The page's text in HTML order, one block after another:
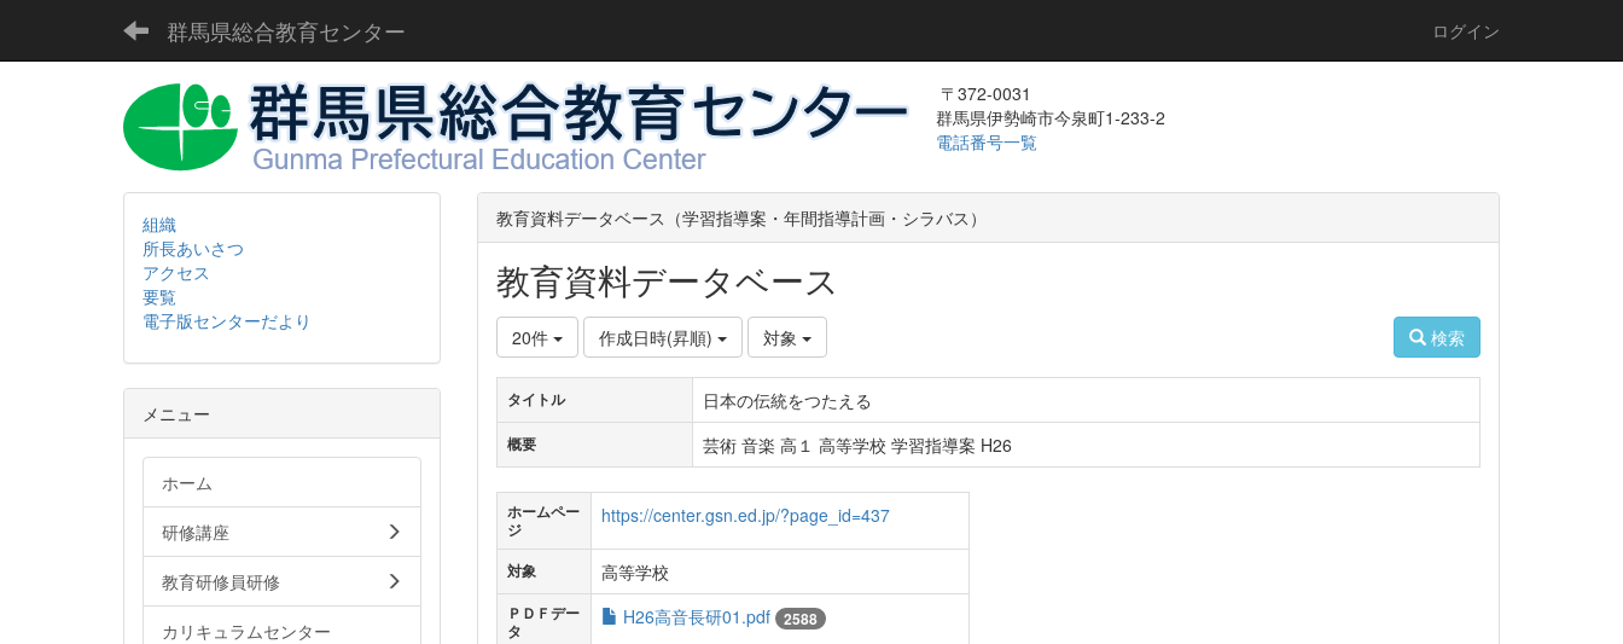
群馬県総合教育センター ログイン
〒372-0031
群馬県伊勢崎市今泉町1-233-2
電話番号一覧
教育資料データベース（学習指導案・年間指導計画・シラバス）
教育資料データベース
20件 作成日時(昇順) 対象 検索
タイトル 日本の伝統をつたえる
概要 芸術 音楽 高１ 高等学校 学習指導案 H26
ホームペー
ジ
https://center.gsn.ed.jp/?page_id=437
対象 高等学校
ＰＤＦデー
タ
H26高音長研01.pdf 2588
組織
所長あいさつ
アクセス
要覧
電子版センターだより
メニュー
ホーム
研修講座
教育研修員研修
カリキュラムセンター